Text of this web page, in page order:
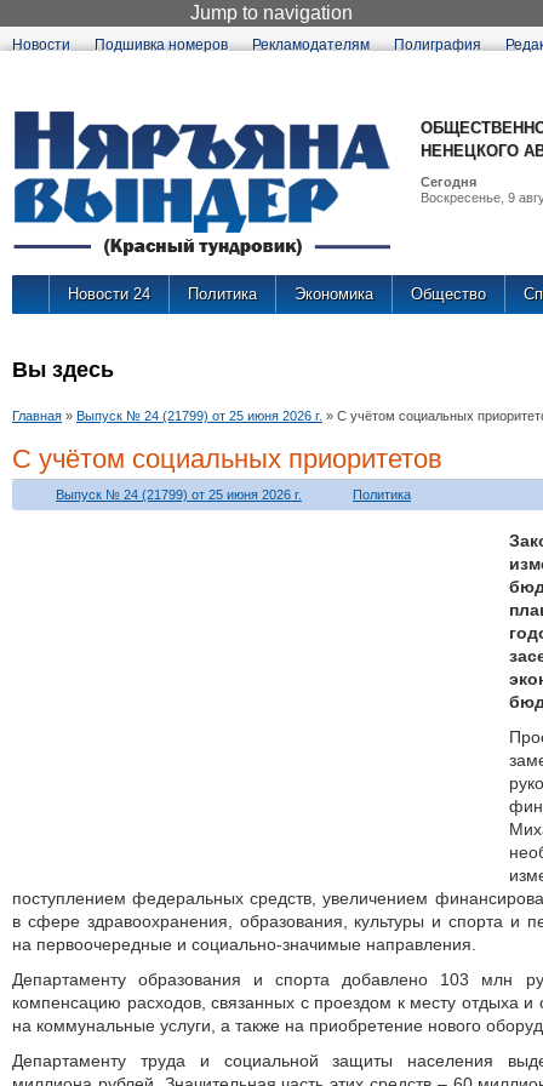
Jump to navigation
Новости Подшивка номеров Рекламодателям Полиграфия
НЕНЕЦКОГО
Сегодня
Воскресенье, 9
Новости 24 Политика Экономика Общество
Вы здесь
Главная » Выпуск № 24 (21799) от 25 июня 2026 г. » С учётом социальных
С учётом социальных приоритетов
Выпуск № 24 (21799) от 25 июня 2026 г. Политика
поступлением федеральных средств, увеличением
в сфере здравоохранения, образования, культуры и спорта и
на первоочередные и социально-значимые направления.
Департаменту образования и спорта добавлено 103 млн
компенсацию расходов, связанных с проездом к месту отдыха и
на коммунальные услуги, а также на приобретение нового
Департаменту труда и социальной защиты населения